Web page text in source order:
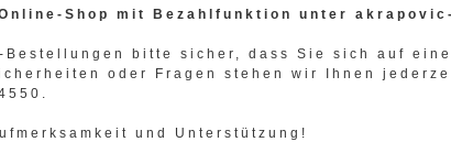
Shop mit Bezahlfunktion unter
bitte sicher, dass Sie sich auf
oder Fragen stehen wir Ihnen
und Unterstützung!